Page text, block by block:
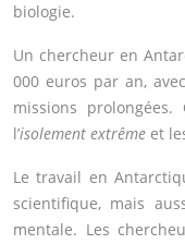
biologie.
Un chercheur en
000 euros par an,
missions
l’isolement extrême et
Le travail en
scientifique, mais
mentale. Les